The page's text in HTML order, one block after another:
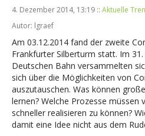
4. Dezember 2014, 13:19 :: Aktuelle
Autor: lgraef
Am 03.12.2014 fand der zweite
Frankfurter Silberturm statt. Im
Deutschen Bahn versammelten
sich über die Möglichkeiten von
auszutauschen. Was können
lernen? Welche Prozesse müssen
schneller realisieren zu können?
damit eine Idee nicht aus dem